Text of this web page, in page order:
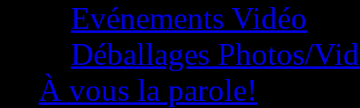
Evénements Vidéo
Déballages Photos/
À vous la parole!